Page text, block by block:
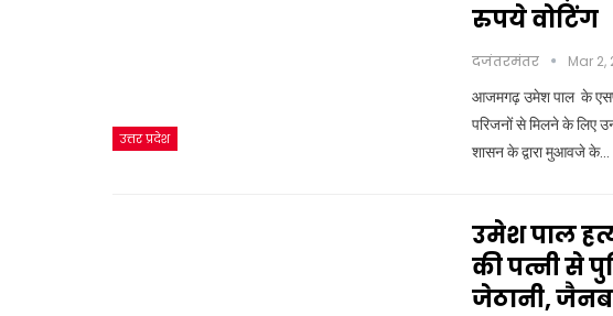
उत्तर प्रदेश
रुपये वोटिंग
दजंतरमंतर Mar 2,
आजमगढ़ उमेश पाल के एसपी
परिजनों से मिलने के लिए
शासन के द्वारा मुआवजे के…
उमेश पाल
की पत्नी से
जेठानी,